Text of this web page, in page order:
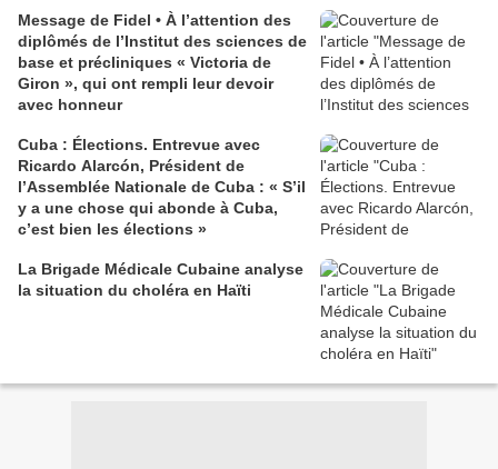
Message de Fidel • À l’attention des
diplômés de l’Institut des sciences de
base et précliniques « Victoria de
Giron », qui ont rempli leur devoir
avec honneur
Cuba : Élections. Entrevue avec
Ricardo Alarcón, Président de
l’Assemblée Nationale de Cuba : « S’il
y a une chose qui abonde à Cuba,
c’est bien les élections »
La Brigade Médicale Cubaine analyse
la situation du choléra en Haïti